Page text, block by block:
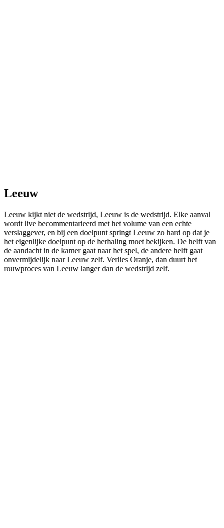
Leeuw
Leeuw kijkt niet de wedstrijd, Leeuw is de wedstrijd. Elke aanval
wordt live becommentarieerd met het volume van een echte
verslaggever, en bij een doelpunt springt Leeuw zo hard op dat je
het eigenlijke doelpunt op de herhaling moet bekijken. De helft van
de aandacht in de kamer gaat naar het spel, de andere helft gaat
onvermijdelijk naar Leeuw zelf. Verlies Oranje, dan duurt het
rouwproces van Leeuw langer dan de wedstrijd zelf.